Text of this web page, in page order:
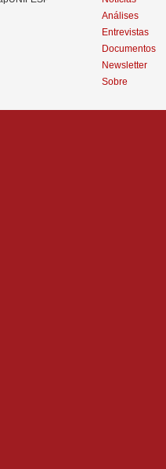
Análises
Entrevistas
Documentos
Newsletter
Sobre